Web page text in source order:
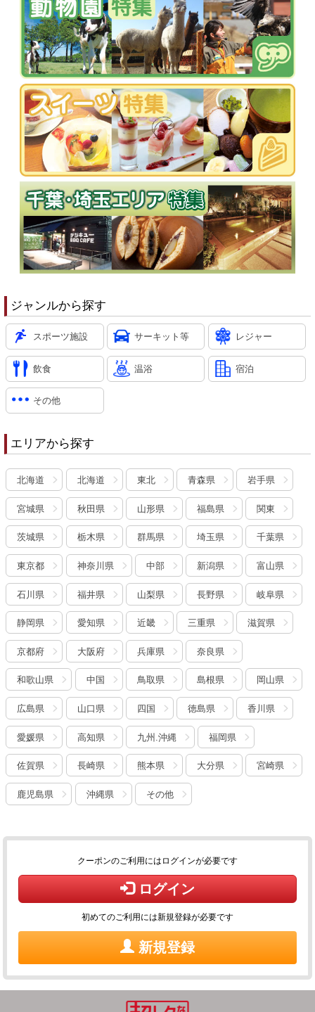
ジャンルから探す
スポーツ施設 サーキット等 レジャー
飲食 温浴 宿泊
その他
エリアから探す
北海道 北海道 東北 青森県 岩手県
宮城県 秋田県 山形県 福島県 関東
茨城県 栃木県 群馬県 埼玉県 千葉県
東京都 神奈川県 中部 新潟県 富山県
石川県 福井県 山梨県 長野県 岐阜県
静岡県 愛知県 近畿 三重県 滋賀県
京都府 大阪府 兵庫県 奈良県
和歌山県 中国 鳥取県 島根県 岡山県
広島県 山口県 四国 徳島県 香川県
愛媛県 高知県 九州.沖縄 福岡県
佐賀県 長崎県 熊本県 大分県 宮崎県
鹿児島県 沖縄県 その他
クーポンのご利用にはログインが必要です
ログイン
初めてのご利用には新規登録が必要です
新規登録